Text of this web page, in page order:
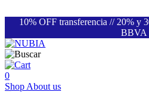
10% OFF transferencia // 20% y
BBVA
0
Shop About us